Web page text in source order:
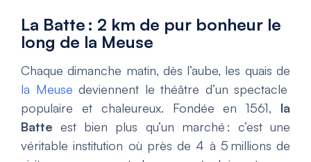
La Batte : 2 km de pur bonheur le
long de la Meuse
Chaque dimanche matin, dès l’aube, les quais de
la Meuse deviennent le théâtre d’un spectacle
populaire et chaleureux. Fondée en 1561, la
Batte est bien plus qu’un marché : c’est une
véritable institution où près de 4 à 5 millions de